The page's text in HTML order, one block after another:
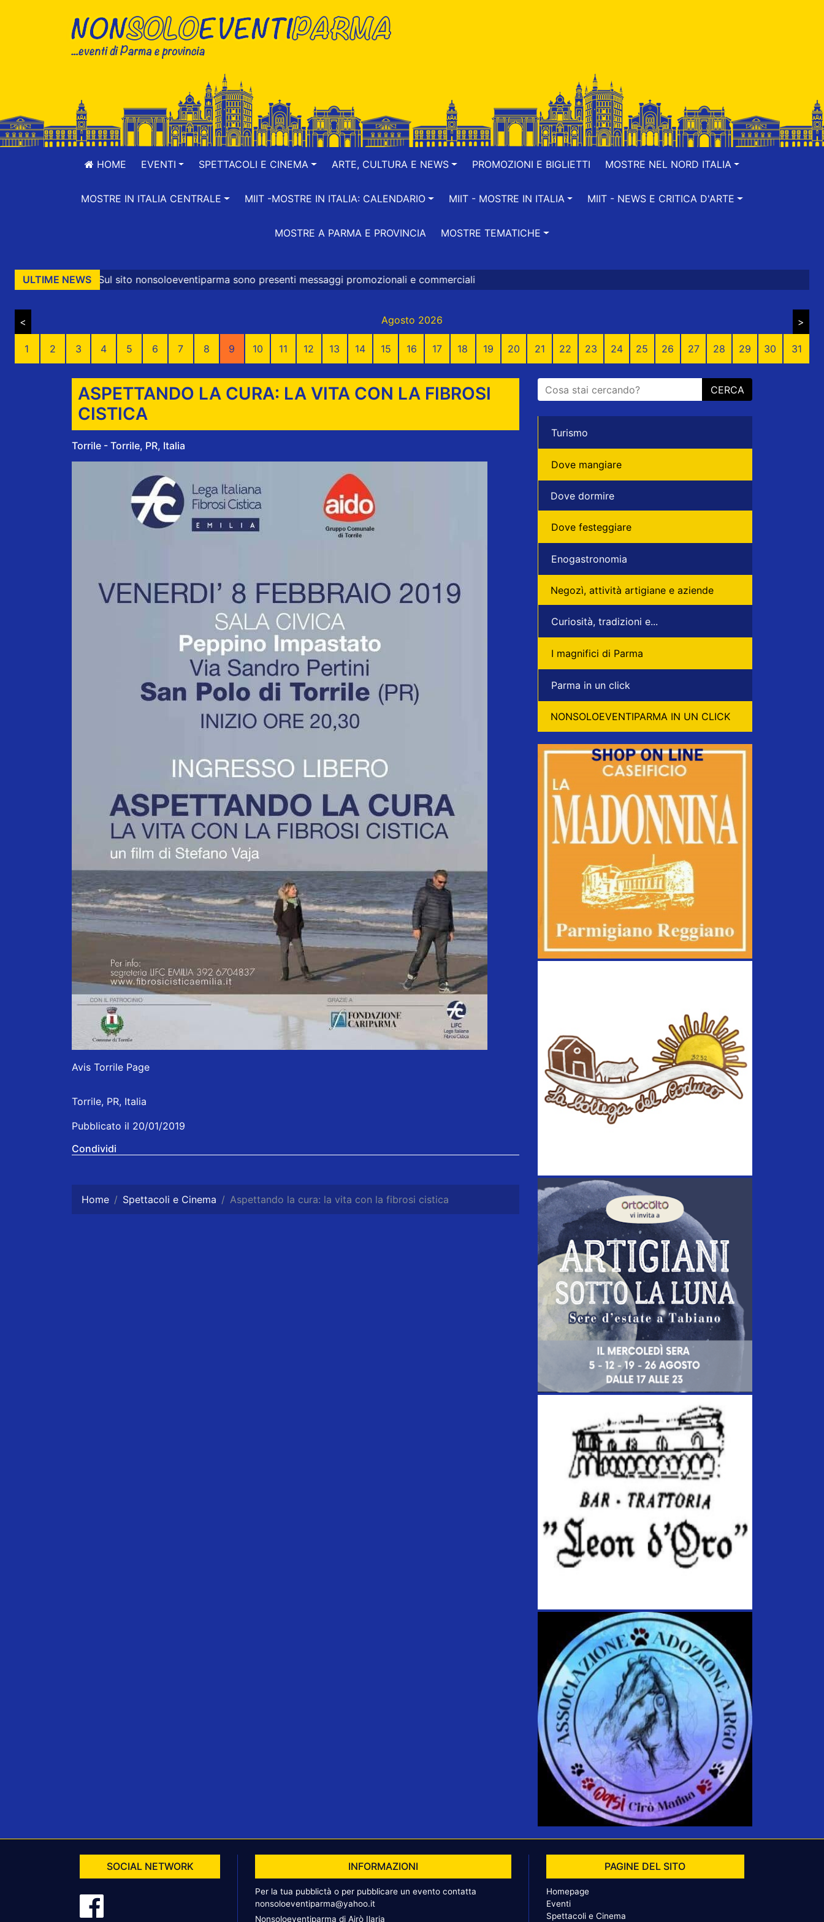
HOME EVENTI SPETTACOLI E CINEMA ARTE, CULTURA E NEWS PROMOZIONI E BIGLIETTI MOSTRE NEL NORD ITALIA
MOSTRE IN ITALIA CENTRALE MIIT -MOSTRE IN ITALIA: CALENDARIO MIIT - MOSTRE IN ITALIA MIIT - NEWS E CRITICA D'ARTE
MOSTRE A PARMA E PROVINCIA MOSTRE TEMATICHE
ULTIME NEWS
sito nonsoloeventiparma sono presenti messaggi promozionali e commerciali
< Agosto 2026 >
1 2 3 4 5 6 7 8 9 10 11 12 13 14 15 16 17 18 19 20 21 22 23 24 25 26 27 28 29 30 31
ASPETTANDO LA CURA: LA VITA CON LA FIBROSI
CISTICA
Torrile - Torrile, PR, Italia
Avis Torrile Page
Torrile, PR, Italia
Pubblicato il 20/01/2019
Condividi
Home Spettacoli e Cinema Aspettando la cura: la vita con la fibrosi cistica
CERCA
Turismo
Dove mangiare
Dove dormire
Dove festeggiare
Enogastronomia
Negozì, attività artigiane e aziende
Curiosità, tradizioni e...
I magnifici di Parma
Parma in un click
NONSOLOEVENTIPARMA IN UN CLICK
SOCIAL NETWORK INFORMAZIONI
Per la tua pubblictà o per pubblicare un evento contatta
nonsoloeventiparma@yahoo.it
Nonsoloeventiparma di Airò Ilaria
PAGINE DEL SITO
Homepage
Eventi
Spettacoli e Cinema